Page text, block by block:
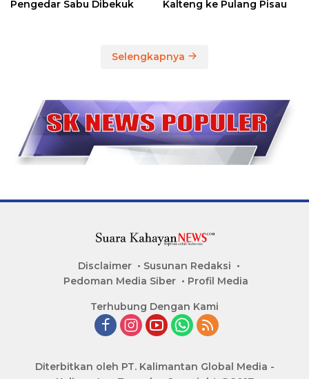
Pengedar Sabu Dibekuk
Kalteng ke Pulang Pisau
Selengkapnya
Disclaimer
Susunan Redaksi
Pedoman Media Siber
Profil Media
Terhubung Dengan Kami
Diterbitkan oleh PT. Kalimantan Global Media -